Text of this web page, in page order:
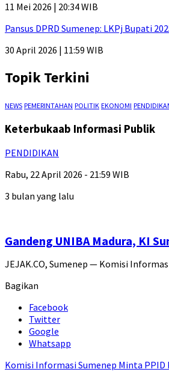
11 Mei 2026 | 20:34 WIB
Pansus DPRD Sumenep: LKPj Bupati
30 April 2026 | 11:59 WIB
Topik Terkini
NEWS PEMERINTAHAN POLITIK EKONOMI
Keterbukaab Informasi Publik
PENDIDIKAN
Rabu, 22 April 2026 - 21:59 WIB
3 bulan yang lalu
Gandeng UNIBA Madura, KI
JEJAK.CO, Sumenep — Komisi
Bagikan
Facebook
Twitter
Google
Whatsapp
Komisi Informasi Sumenep Minta